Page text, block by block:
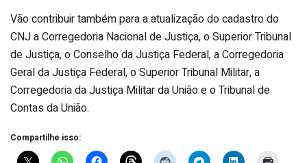
Vão contribuir também para a atualização do cadastro do
CNJ a Corregedoria Nacional de Justiça, o Superior Tribunal
de Justiça, o Conselho da Justiça Federal, a Corregedoria
Geral da Justiça Federal, o Superior Tribunal Militar, a
Corregedoria da Justiça Militar da União e o Tribunal de
Contas da União.
Compartilhe isso: